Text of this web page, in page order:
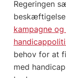
Regeringen
kampagne
behov for at
med